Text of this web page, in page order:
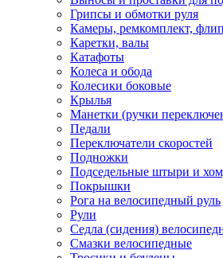
Грипсы и обмотки руля
Камеры, ремкомплект,
Каретки, валы
Катафоты
Колеса и обода
Колесики боковые
Крылья
Манетки (ручки
Педали
Переключатели скоростей
Подножки
Подседельные штыри и
Покрышки
Рога на велосипедный руль
Рули
Седла (сидения)
Смазки велосипедные